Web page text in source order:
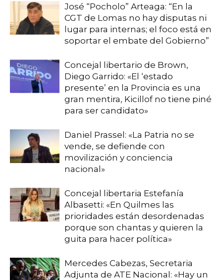
José “Pocholo” Arteaga: “En la
CGT de Lomas no hay disputas ni
lugar para internas; el foco está en
soportar el embate del Gobierno”
Concejal libertario de Brown,
Diego Garrido: «El ‘estado
presente’ en la Provincia es una
gran mentira, Kicillof no tiene piné
para ser candidato»
Daniel Prassel: «La Patria no se
vende, se defiende con
movilización y conciencia
nacional»
Concejal libertaria Estefanía
Albasetti: «En Quilmes las
prioridades están desordenadas
porque son chantas y quieren la
guita para hacer política»
Mercedes Cabezas, Secretaria
Adjunta de ATE Nacional: «Hay un